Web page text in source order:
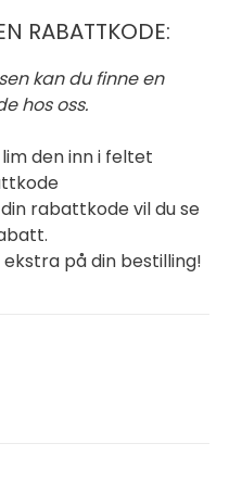
RABATTKODE:
kan du finne en
hos oss.
den inn i feltet
rabattkode vil du se
på din bestilling!